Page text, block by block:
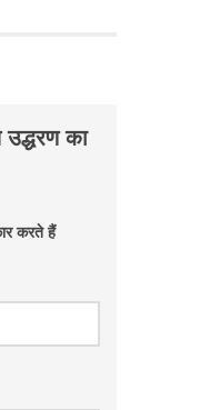
का
करते हैं